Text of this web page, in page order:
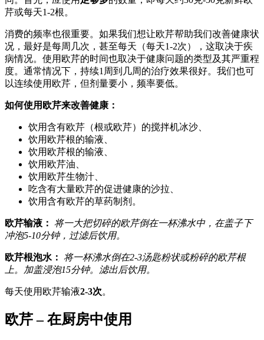
芹或每天1-2根。
消费的频率也很重要。如果我们想让欧芹帮助我们改善健康状
况，最好是每周几次，甚至每天（每天1-2次），这取决于疾
病情况。使用欧芹的时间也取决于健康问题的类型及其严重程
度。通常情况下，持续1周到几周的治疗效果很好。我们也可
以连续使用欧芹，但剂量要小，频率要低。
如何使用欧芹来改善健康：
饮用含有欧芹（根或欧芹）的搅拌机冰沙、
饮用欧芹根的输液、
饮用欧芹根的输液、
饮用欧芹油、
饮用欧芹生物汁、
吃含有大量欧芹的促进健康的沙拉、
饮用含有欧芹的草药制剂。
欧芹输液： 将一大把切碎的欧芹倒在一杯沸水中，在盖子下
冲泡5-10分钟，过滤后饮用。
欧芹根泡水： 将一杯沸水倒在2-3汤匙粉状或粉碎的欧芹根
上。加盖浸泡15分钟。滤出后饮用。
每天使用欧芹输液2-3次。
欧芹 – 在厨房中使用